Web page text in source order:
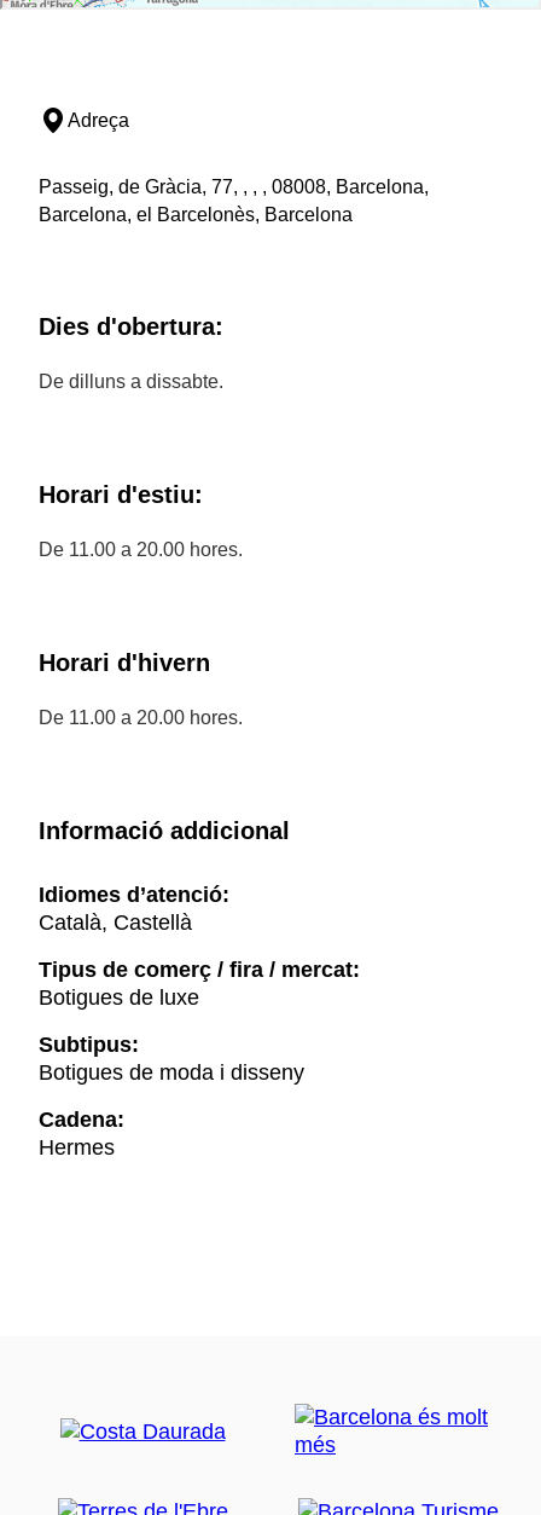
Adreça
Passeig, de Gràcia, 77, , , , 08008, Barcelona,
Barcelona, el Barcelonès, Barcelona
Dies d'obertura:
De dilluns a dissabte.
Horari d'estiu:
De 11.00 a 20.00 hores.
Horari d'hivern
De 11.00 a 20.00 hores.
Informació addicional
Idiomes d’atenció:
Català, Castellà
Tipus de comerç / fira / mercat:
Botigues de luxe
Subtipus:
Botigues de moda i disseny
Cadena:
Hermes